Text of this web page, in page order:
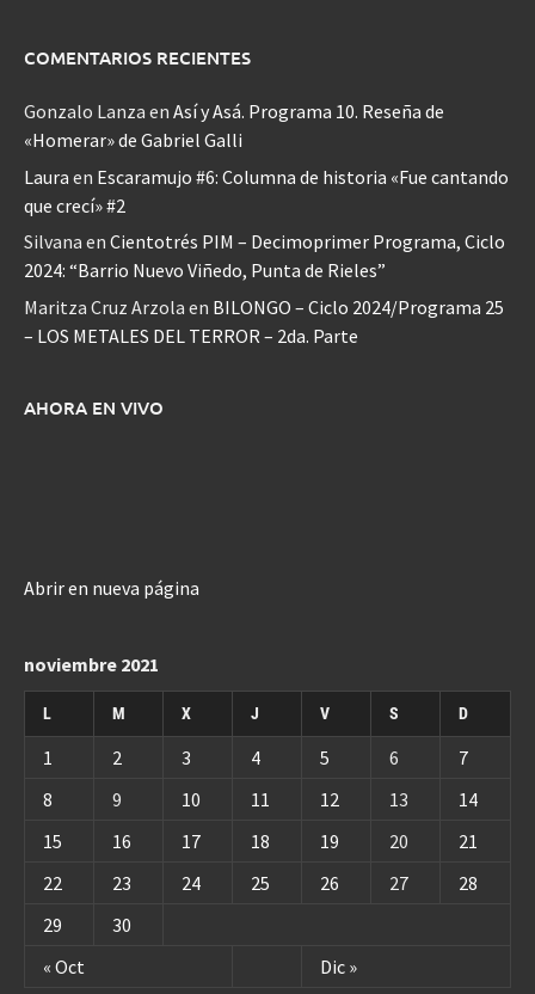
COMENTARIOS RECIENTES
Gonzalo Lanza en Así y Asá. Programa 10. Reseña de
«Homerar» de Gabriel Galli
Laura en Escaramujo #6: Columna de historia «Fue cantando
que crecí» #2
Silvana en Cientotrés PIM – Decimoprimer Programa, Ciclo
2024: “Barrio Nuevo Viñedo, Punta de Rieles”
Maritza Cruz Arzola en BILONGO – Ciclo 2024/Programa 25
– LOS METALES DEL TERROR – 2da. Parte
AHORA EN VIVO
Abrir en nueva página
noviembre 2021
L M X J V S D
« Oct Dic »
1 2 3 4 5 6
7
8
9 10 11 12 13
14
15
16 17 18 19 20
21
22
23 24 25 26 27
28
29
30